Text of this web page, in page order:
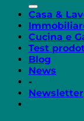
Casa &
Cucina e
Test
Blog
News
-
Newsletter